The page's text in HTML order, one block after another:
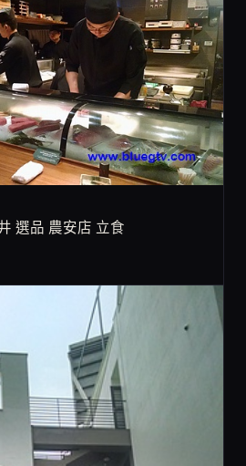
選品 農安店 立食